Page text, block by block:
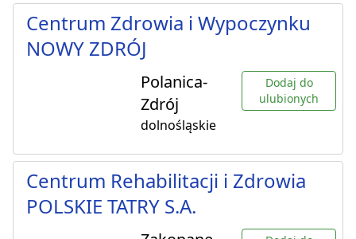
Centrum Zdrowia i Wypoczynku
NOWY ZDRÓJ
Polanica-
Zdrój
dolnośląskie
Dodaj do
ulubionych
Centrum Rehabilitacji i Zdrowia
POLSKIE TATRY S.A.